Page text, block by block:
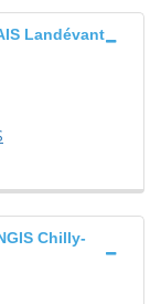
Landévant
Chilly-